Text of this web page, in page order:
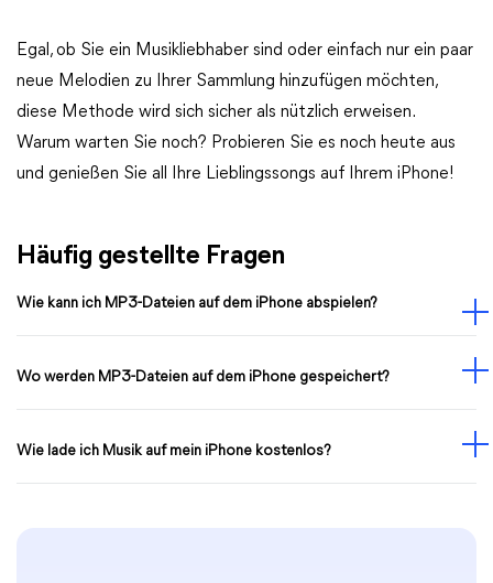
Egal, ob Sie ein Musikliebhaber sind oder einfach nur ein paar
neue Melodien zu Ihrer Sammlung hinzufügen möchten,
diese Methode wird sich sicher als nützlich erweisen.
Warum warten Sie noch? Probieren Sie es noch heute aus
und genießen Sie all Ihre Lieblingssongs auf Ihrem iPhone!
Häufig gestellte Fragen
Wie kann ich MP3-Dateien auf dem iPhone abspielen?
Wo werden MP3-Dateien auf dem iPhone gespeichert?
Wie lade ich Musik auf mein iPhone kostenlos?